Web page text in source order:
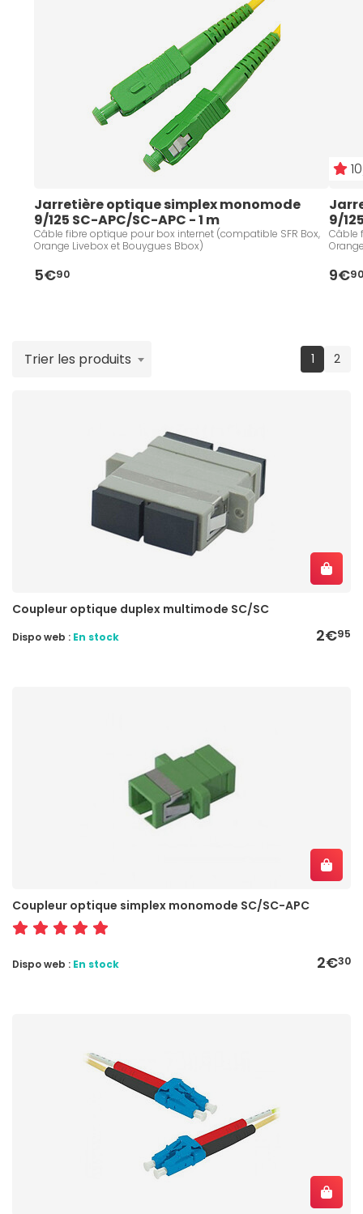
duplex multimodes. Le câble optique est aussi appelé
jarretière optique ou une gaine
. Aidez-vous des
câble fibre optiqueadapté à
vos besoins et à votre budget.
Jarretière optique simplex monomode
9/125 SC-APC/SC-APC - 1 m
Câble fibre optique pour box internet (compatible SFR Box,
Orange Livebox et Bouygues Bbox)
5€90
9/
Câble
9€
1 2
Trier les produits
Coupleur optique duplex multimode SC/SC
2€95
Dispo web : En stock
Coupleur optique simplex monomode SC/SC-APC
2€30
Dispo web : En stock